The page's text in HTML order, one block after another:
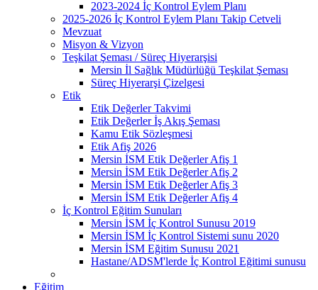
2023-2024 İç Kontrol Eylem Planı
2025-2026 İç Kontrol Eylem Planı Takip Cetveli
Mevzuat
Misyon & Vizyon
Teşkilat Şeması / Süreç Hiyerarşisi
Mersin İl Sağlık Müdürlüğü Teşkilat Şeması
Süreç Hiyerarşi Çizelgesi
Etik
Etik Değerler Takvimi
Etik Değerler İş Akış Şeması
Kamu Etik Sözleşmesi
Etik Afiş 2026
Mersin İSM Etik Değerler Afiş 1
Mersin İSM Etik Değerler Afiş 2
Mersin İSM Etik Değerler Afiş 3
Mersin İSM Etik Değerler Afiş 4
İç Kontrol Eğitim Sunuları
Mersin İSM İç Kontrol Sunusu 2019
Mersin İSM İç Kontrol Sistemi sunu 2020
Mersin İSM Eğitim Sunusu 2021
Hastane/ADSM'lerde İç Kontrol Eğitimi sunusu
Eğitim